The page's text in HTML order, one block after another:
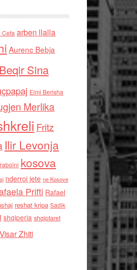
Cefa arben llalla
Aurenc Bebja
Beqir Sina
Elmi Berisha
Merlika
Fritz
Ilir Levonja
kosova
nderroi jete ne Kosove
Prifti Rafael
reshat kripa Sadik
shqiperia shqiptaret
Visar Zhiti